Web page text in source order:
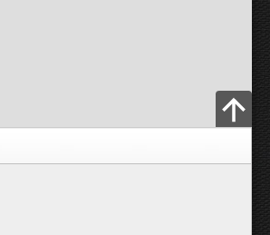
Ladda upp foto